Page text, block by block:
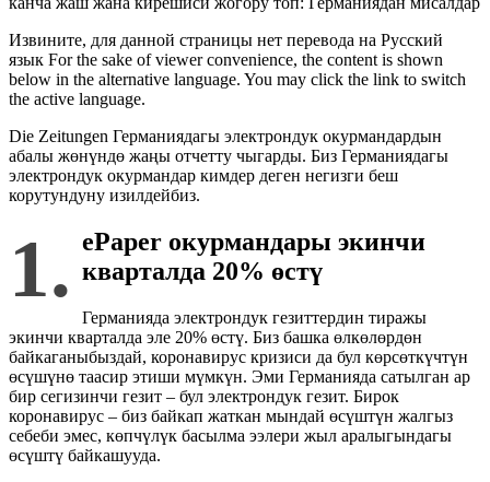
Извините, для данной страницы нет перевода на Русский
язык For the sake of viewer convenience, the content is shown
below in the alternative language. You may click the link to switch
the active language.
Die Zeitungen Германиядагы электрондук окурмандардын
абалы жөнүндө жаңы отчетту чыгарды. Биз Германиядагы
электрондук окурмандар кимдер деген негизги беш
корутундуну изилдейбиз.
1. ePaper окурмандары экинчи
кварталда 20% өстү
Германияда электрондук гезиттердин тиражы
экинчи кварталда эле 20% өстү. Биз башка өлкөлөрдөн
байкаганыбыздай, коронавирус кризиси да бул көрсөткүчтүн
өсүшүнө таасир этиши мүмкүн. Эми Германияда сатылган ар
бир сегизинчи гезит – бул электрондук гезит. Бирок
коронавирус – биз байкап жаткан мындай өсүштүн жалгыз
себеби эмес, көпчүлүк басылма ээлери жыл аралыгындагы
өсүштү байкашууда.